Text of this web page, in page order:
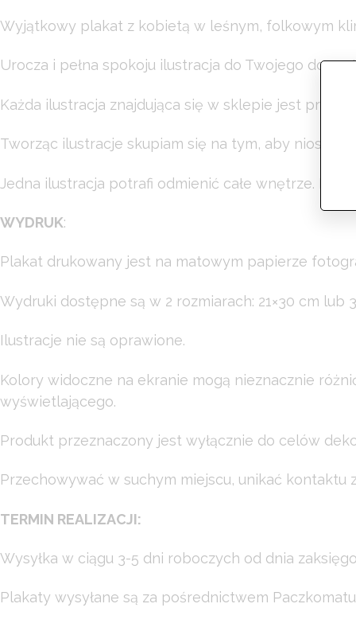
Wyjątkowy plakat z kobietą w leśnym, folkowym
Urocza i pełna spokoju ilustracja do Twojego
Każda ilustracja znajdująca się w sklepie jest
Tworząc ilustracje skupiam się na tym, aby niosły
Jedna ilustracja potrafi odmienić całe wnętrze.
WYDRUK:
Plakat drukowany jest na matowym papierze
Wydruki dostępne są w 2 rozmiarach: 21×30 cm lub
Ilustracje nie są oprawione.
Kolory widoczne na ekranie mogą nieznacznie
wyświetlającego.
Produkt przeznaczony jest wyłącznie do celów
Przechowywać w suchym miejscu, unikać kontaktu
TERMIN REALIZACJI:
Wysyłka w ciągu 3-5 dni roboczych od dnia
Plakaty wysyłane są za pośrednictwem